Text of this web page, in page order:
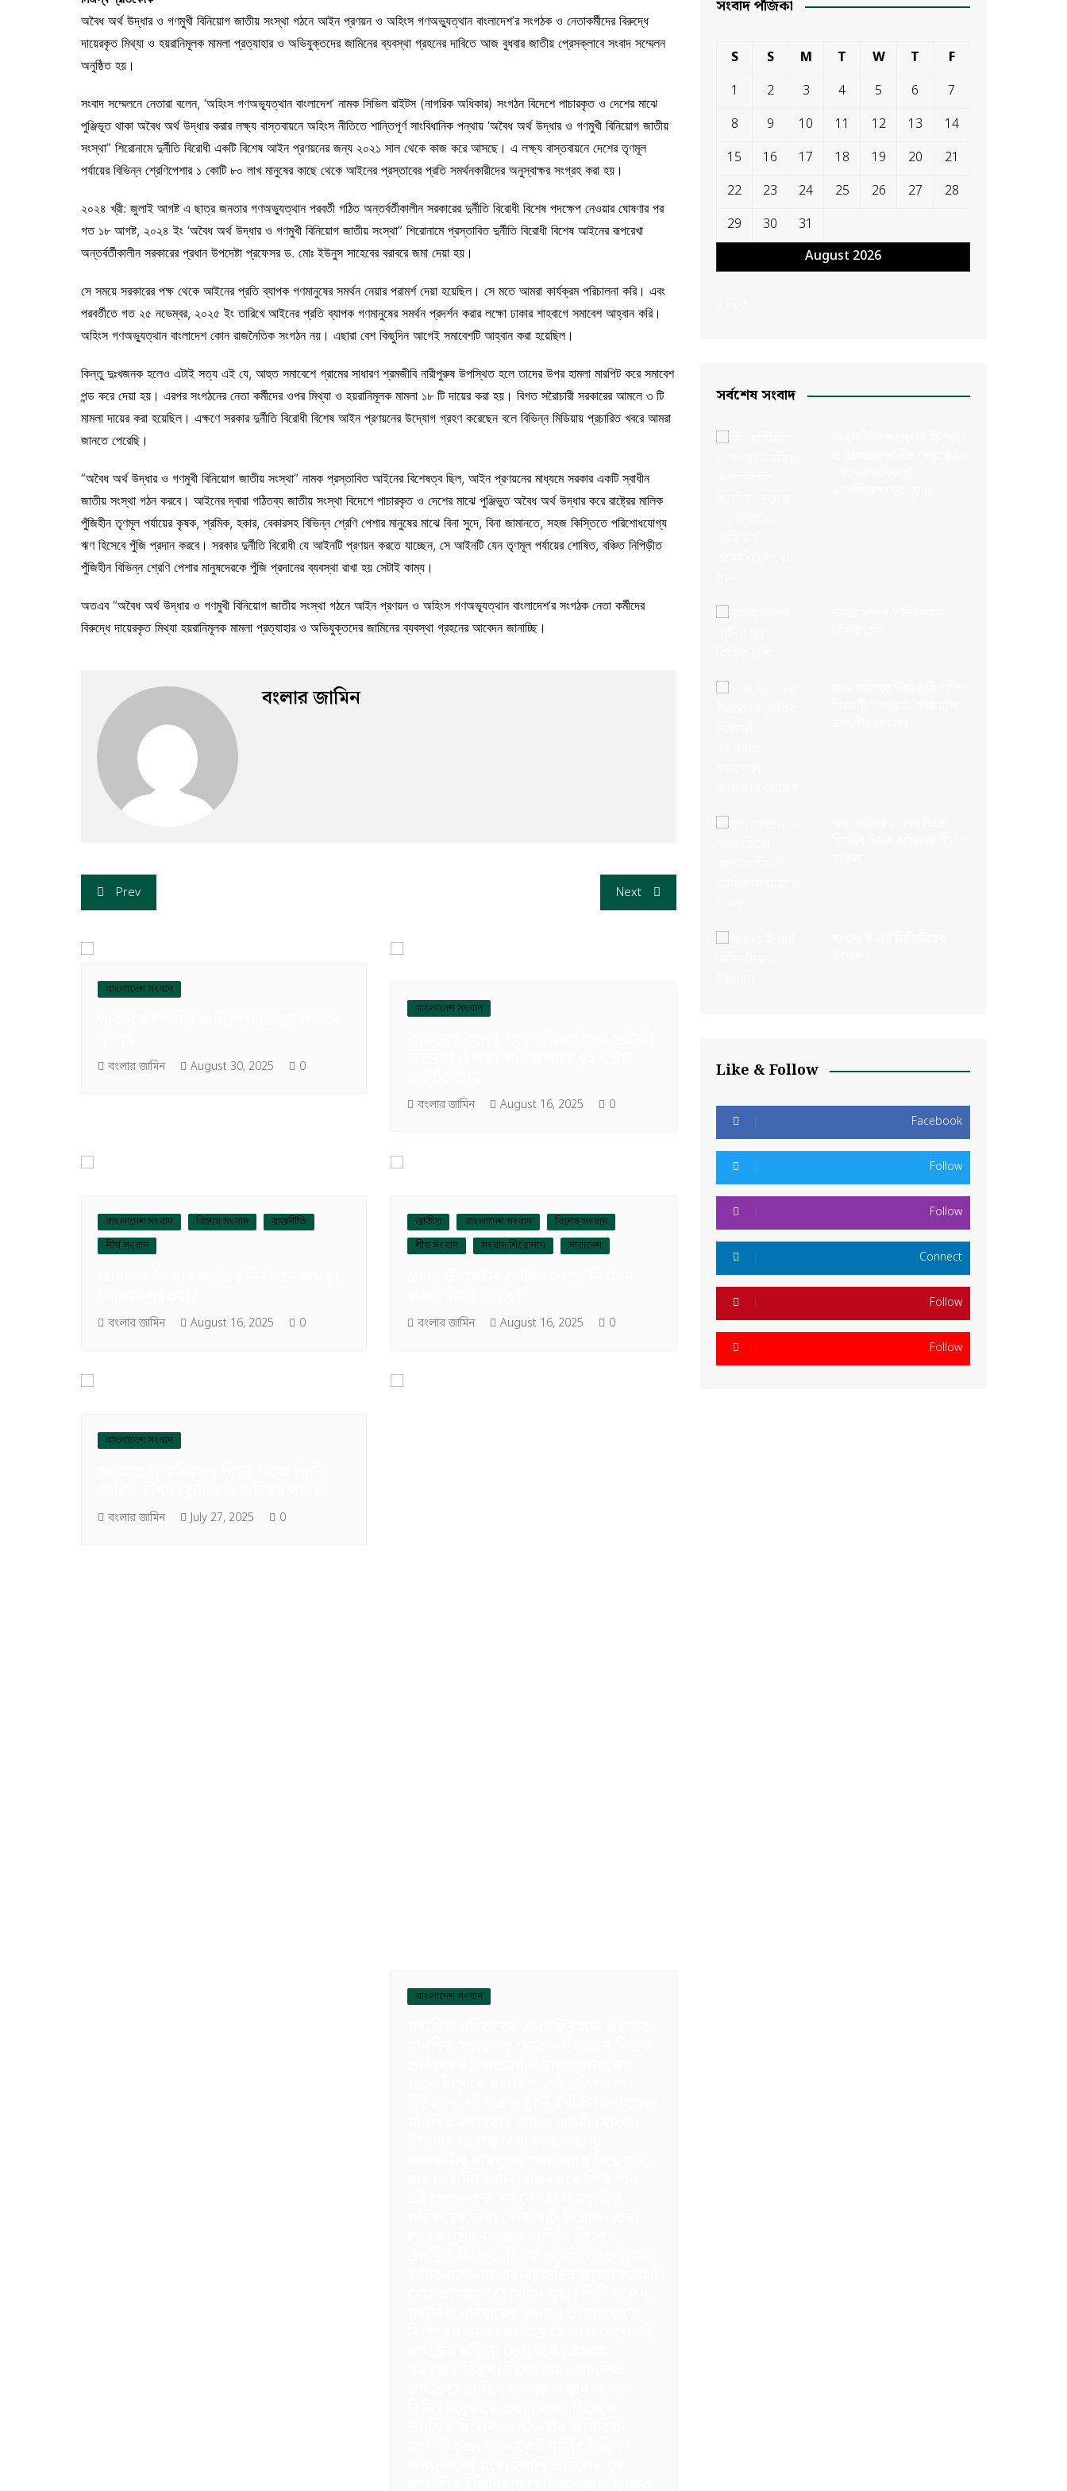
অবৈধ অর্থ উদ্ধার ও গণমুখী বিনিয়োগ জাতীয় সংস্থা গঠনে আইন প্রণয়ন ও অহিংস গণঅভ্যুত্থান বাংলাদেশ’র সংগঠক ও নেতাকর্মীদের বিরুদ্ধে
দায়েরকৃত মিথ্যা ও হয়রানিমূলক মামলা প্রত্যাহার ও অভিযুক্তদের জামিনের ব্যবস্থা গ্রহনের দাবিতে আজ বুধবার জাতীয় প্রেসক্লাবে সংবাদ সম্মেলন
অনুষ্ঠিত হয়।
সংবাদ সম্মেলনে নেতারা বলেন, ‘অহিংস গণঅভ্যূত্থান বাংলাদেশ’ নামক সিভিল রাইটস (নাগরিক অধিকার) সংগঠন বিদেশে পাচারকৃত ও দেশের মাঝে
পুঞ্জিভূত থাকা অবৈধ অর্থ উদ্ধার করার লক্ষ্য বাস্তবায়নে অহিংস নীতিতে শান্তিপূর্ণ সাংবিধানিক পন্থায় ‘অবৈধ অর্থ উদ্ধার ও গণমুখী বিনিয়োগ জাতীয়
সংস্থা” শিরোনামে দুর্নীতি বিরোধী একটি বিশেষ আইন প্রণয়নের জন্য ২০২১ সাল থেকে কাজ করে আসছে। এ লক্ষ্য বাস্তবায়নে দেশের তৃণমূল
পর্যায়ের বিভিন্ন শ্রেণিপেশার ১ কোটি ৮০ লাখ মানুষের কাছে থেকে আইনের প্রস্তাবের প্রতি সমর্থনকারীদের অনুস্বাক্ষর সংগ্রহ করা হয়।
২০২৪ খ্রী: জুলাই আগষ্ট এ ছাত্র জনতার গণঅভ্যুত্থান পরবর্তী গঠিত অন্তর্বর্তীকালীন সরকারের দুর্নীতি বিরোধী বিশেষ পদক্ষেপ নেওয়ার ঘোষণার পর
গত ১৮ আগষ্ট, ২০২৪ ইং ‘অবৈধ অর্থ উদ্ধার ও গণমুখী বিনিয়োগ জাতীয় সংস্থা” শিরোনামে প্রস্তাবিত দুর্নীতি বিরোধী বিশেষ আইনের রূপরেখা
অন্তর্বর্তীকালীন সরকারের প্রধান উপদেষ্টা প্রফেসর ড. মোঃ ইউনুস সাহেবের বরাবরে জমা দেয়া হয়।
সে সময়ে সরকারের পক্ষ থেকে আইনের প্রতি ব্যাপক গণমানুষের সমর্থন নেয়ার পরামর্শ দেয়া হয়েছিল। সে মতে আমরা কার্যক্রম পরিচালনা করি। এবং
পরবর্তীতে গত ২৫ নভেম্বর, ২০২৫ ইং তারিখে আইনের প্রতি ব্যাপক গণমানুষের সমর্থন প্রদর্শন করার লক্ষো ঢাকার শাহবাগে সমাবেশ আহ্বান করি।
অহিংস গণঅভ্যুত্থান বাংলাদেশ কোন রাজনৈতিক সংগঠন নয়। এছারা বেশ কিছুদিন আগেই সমাবেশটি আহ্বান করা হয়েছিল।
কিন্তু দুঃখজনক হলেও এটাই সত্য এই যে, আহুত সমাবেশে গ্রামের সাধারণ শ্রমজীবি নারীপুরুষ উপস্থিত হলে তাদের উপর হামলা মারপিট করে সমাবেশ
পন্ড করে দেয়া হয়। এরপর সংগঠনের নেতা কর্মীদের ওপর মিথ্যা ও হয়রানিমূলক মামলা ১৮ টি দায়ের করা হয়। বিগত সরৈাচারী সরকারের আমলে ৩ টি
মামলা দায়ের করা হয়েছিল। এক্ষণে সরকার দুর্নীতি বিরোধী বিশেষ আইন প্রণয়নের উদ্যোগ গ্রহণ করেছেন বলে বিভিন্ন মিডিয়ায় প্রচারিত খবরে আমরা
জানতে পেরেছি।
“অবৈধ অর্থ উদ্ধার ও গণমুখী বিনিয়োগ জাতীয় সংস্থা” নামক প্রস্তাবিত আইনের বিশেষত্ব ছিল, আইন প্রণয়নের মাধ্যমে সরকার একটি স্বাধীন
জাতীয় সংস্থা গঠন করবে। আইনের দ্বারা গঠিতব্য জাতীয় সংস্থা বিদেশে পাচারকৃত ও দেশের মাঝে পুঞ্জিভুত অবৈধ অর্থ উদ্ধার করে রাষ্ট্রের মালিক
পুঁজিহীন তৃণমূল পর্যায়ের কৃষক, শ্রমিক, হকার, বেকারসহ বিভিন্ন শ্রেণি পেশার মানুষের মাঝে বিনা সুদে, বিনা জামানতে, সহজ কিস্তিতে পরিশোধযোগ্য
ঋণ হিসেবে পুঁজি প্রদান করবে। সরকার দুর্নীতি বিরোধী যে আইনটি প্রণয়ন করতে যাচ্ছেন, সে আইনটি যেন তৃণমূল পর্যায়ের শোষিত, বঞ্চিত নিপিড়ীত
পুঁজিহীন বিভিন্ন শ্রেণি পেশার মানুষদেরকে পুঁজি প্রদানের ব্যবস্থা রাখা হয় সেটাই কাম্য।
অতএব “অবৈধ অর্থ উদ্ধার ও গণমুখী বিনিয়োগ জাতীয় সংস্থা গঠনে আইন প্রণয়ন ও অহিংস গণঅভ্যূত্থান বাংলাদেশ’র সংগঠক নেতা কর্মীদের
বিরুদ্ধে দায়েরকৃত মিথ্যা হয়রানিমূলক মামলা প্রত্যাহার ও অভিযুক্তদের জামিনের ব্যবস্থা গ্রহনের আবেদন জানাচ্ছি।
বংলার জামিন
Prev Next
বাংলাদেশ সংবাদ
বংলার জামিন August 30, 2025 0
বাংলাদেশ সংবাদ
বংলার জামিন August 16, 2025 0
বাংলাদেশ সংবাদ বিশেষ সংবাদ
রাজনীতি
শীর্ষ সংবাদ
বংলার জামিন August 16, 2025 0
জাতীয় বাংলাদেশ সংবাদ
বিশেষ সংবাদ
শীর্ষ সংবাদ
সংবাদ শিরোনাম সারাদেশ
বংলার জামিন August 16, 2025 0
বাংলাদেশ সংবাদ
বংলার জামিন July 27, 2025 0
বাংলাদেশ সংবাদ
সংবাদ পঁজিকা
August 2026
S S M T W T
F
1
2 3 4 5 6
7
8
9 10 11 12 13
14
15
16 17 18 19 20
21
22
23 24 25 26 27
28
29
30 31
সর্বশেষ সংবাদ
Like & Follow
Facebook
Follow
Follow
Connect
Follow
Follow